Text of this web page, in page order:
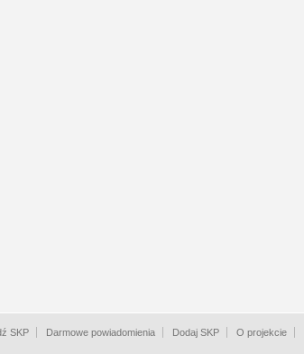
SKP Darmowe powiadomienia Dodaj SKP O projekcie